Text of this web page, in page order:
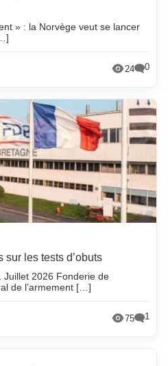
» : la Norvège veut se lancer
24 0
les tests d’obuts
Juillet 2026 Fonderie de
de l’armement […]
75 1